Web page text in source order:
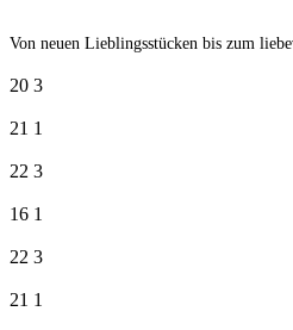
Von neuen Lieblingsstücken bis zum
20 3
21 1
22 3
16 1
22 3
21 1